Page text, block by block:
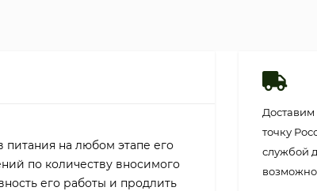
на любом этапе его
по количеству вносимого
его работы и продлить
точку
службой